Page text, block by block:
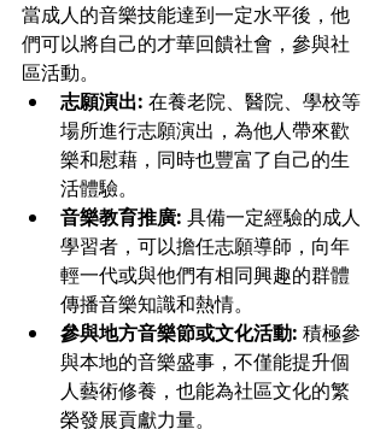
當成人的音樂技能達到一定水平後，他
們可以將自己的才華回饋社會，參與社
區活動。
志願演出: 在養老院、醫院、學校等
場所進行志願演出，為他人帶來歡
樂和慰藉，同時也豐富了自己的生
活體驗。
音樂教育推廣: 具備一定經驗的成人
學習者，可以擔任志願導師，向年
輕一代或與他們有相同興趣的群體
傳播音樂知識和熱情。
參與地方音樂節或文化活動: 積極參
與本地的音樂盛事，不僅能提升個
人藝術修養，也能為社區文化的繁
榮發展貢獻力量。